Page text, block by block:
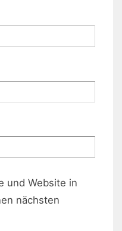
und Website in
nächsten